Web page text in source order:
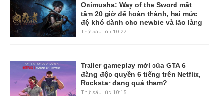
Onimusha: Way of the Sword mất
tầm 20 giờ để hoàn thành, hai mức
độ khó dành cho newbie và lão làng
Thứ sáu lúc 10:27
Trailer gameplay mới của GTA 6
đăng độc quyền 6 tiếng trên Netflix,
Rockstar đang quá tham?
Thứ sáu lúc 10:15